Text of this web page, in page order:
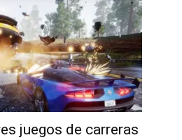
juegos de carreras